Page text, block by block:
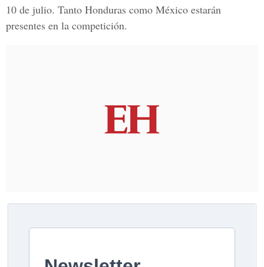
10 de julio. Tanto Honduras como México estarán
presentes en la competición.